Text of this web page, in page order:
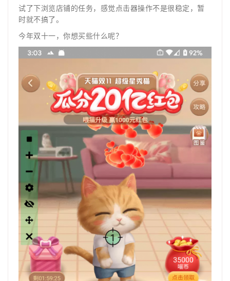
试了下浏览店铺的任务，感觉点击器操作不是很稳定，暂
时就不搞了。
今年双十一，你想买些什么呢？